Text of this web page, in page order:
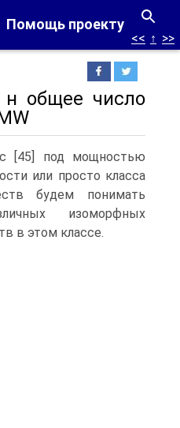
Помощь проекту
<< ↑ >>
общее число
[45] под мощностью
или просто класса
будем понимать
изоморфных
в этом классе.